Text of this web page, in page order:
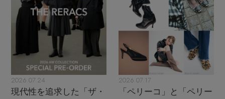
2026.07.24
現代性を追求した「ザ・
2026.07.17
「ペリーコ」と「ペリー